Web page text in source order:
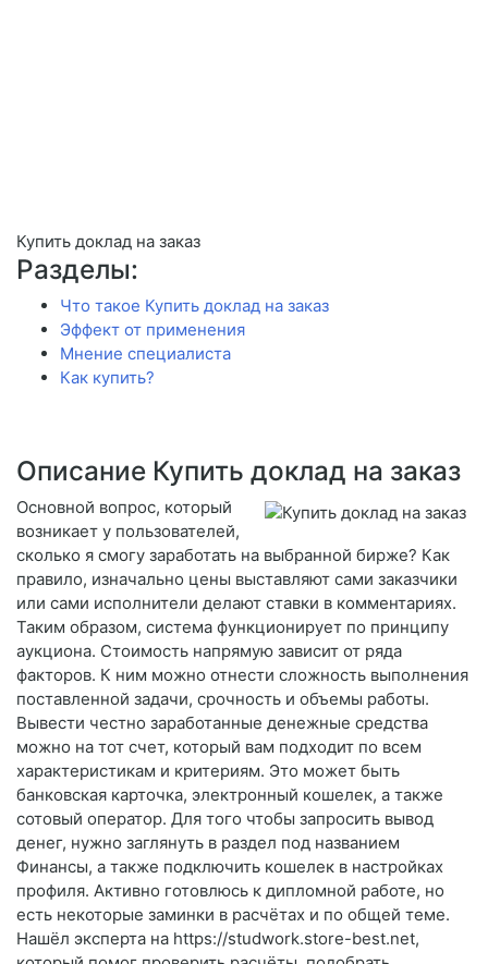
Купить доклад на заказ
Разделы:
Что такое Купить доклад на заказ
Эффект от применения
Мнение специалиста
Как купить?
Описание Купить доклад на заказ
Основной вопрос, который
возникает у пользователей,
сколько я смогу заработать на выбранной бирже? Как
правило, изначально цены выставляют сами заказчики
или сами исполнители делают ставки в комментариях.
Таким образом, система функционирует по принципу
аукциона. Стоимость напрямую зависит от ряда
факторов. К ним можно отнести сложность выполнения
поставленной задачи, срочность и объемы работы.
Вывести честно заработанные денежные средства
можно на тот счет, который вам подходит по всем
характеристикам и критериям. Это может быть
банковская карточка, электронный кошелек, а также
сотовый оператор. Для того чтобы запросить вывод
денег, нужно заглянуть в раздел под названием
Финансы, а также подключить кошелек в настройках
профиля. Активно готовлюсь к дипломной работе, но
есть некоторые заминки в расчётах и по общей теме.
Нашёл эксперта на https://studwork.store-best.net,